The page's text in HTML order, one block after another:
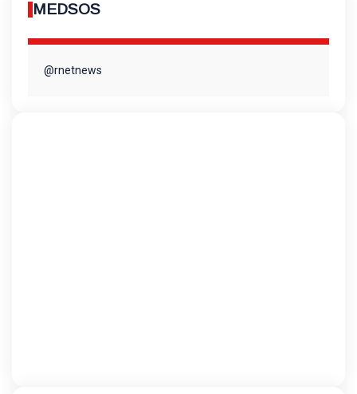
MEDSOS
@rnetnews